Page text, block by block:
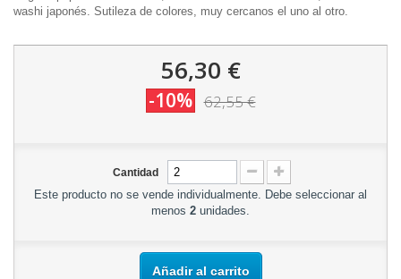
washi japonés. Sutileza de colores, muy cercanos el uno al otro.
56,30 €
-10% 62,55 €
Cantidad
Este producto no se vende individualmente. Debe seleccionar al
menos 2 unidades.
Añadir al carrito